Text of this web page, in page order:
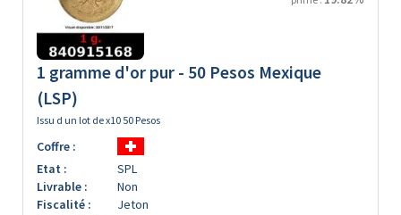
1 gramme d'or pur - 50 Pesos Mexique
(LSP)
Issu d un lot de x10 50 Pesos
Coffre :
Etat :
SPL
Livrable :
Non
Fiscalité :
Jeton